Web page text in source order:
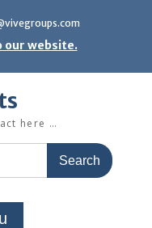
our website.
here …